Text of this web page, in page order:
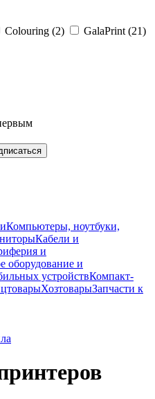
Colouring (2) GalaPrint (21)
Компьютеры, ноутбуки,
Кабели и
и
оборудование и
устройствКомпакт-
ХозтоварыЗапчасти к